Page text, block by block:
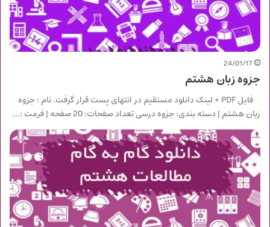
24/01/17
جزوه زبان هشتم
فایل PDF + لینک دانلود مستقیم در انتهای پست قرار گرفت. نام : جزوه
زبان هشتم | دسته بندی: جزوه درسی تعداد صفحات: 20 صفحه | فرمت :…